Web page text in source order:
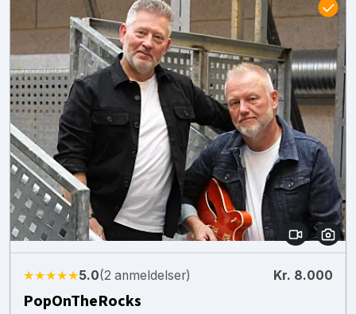
★★★★★5.0(2 anmeldelser) Kr. 8.000
PopOnTheRocks